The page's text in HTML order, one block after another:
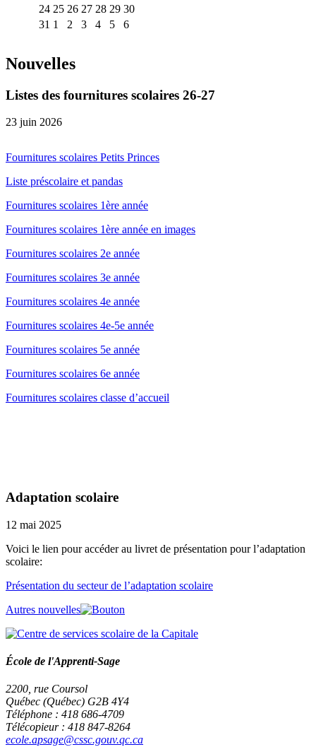
24 25 26 27 28 29 30
31 1 2 3 4 5 6
Nouvelles
Listes des fournitures scolaires 26-27
23 juin 2026
Fournitures scolaires Petits Princes
Liste préscolaire et pandas
Fournitures scolaires 1ère année
Fournitures scolaires 1ère année en images
Fournitures scolaires 2e année
Fournitures scolaires 3e année
Fournitures scolaires 4e année
Fournitures scolaires 4e-5e année
Fournitures scolaires 5e année
Fournitures scolaires 6e année
Fournitures scolaires classe d’accueil
Adaptation scolaire
12 mai 2025
Voici le lien pour accéder au livret de présentation pour l’adaptation
scolaire:
Présentation du secteur de l’adaptation scolaire
Autres nouvelles
École de l'Apprenti-Sage
2200, rue Coursol
Québec (Québec) G2B 4Y4
Téléphone : 418 686-4709
Télécopieur : 418 847-8264
ecole.apsage@cssc.gouv.qc.ca